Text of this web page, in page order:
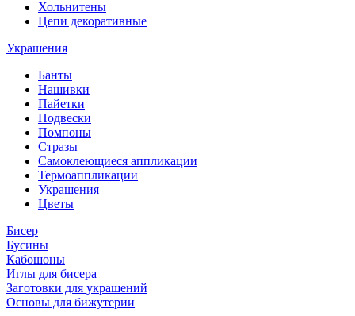
Хольнитены
Цепи декоративные
Украшения
Банты
Нашивки
Пайетки
Подвески
Помпоны
Стразы
Самоклеющиеся аппликации
Термоаппликации
Украшения
Цветы
Бисер
Бусины
Кабошоны
Иглы для бисера
Заготовки для украшений
Основы для бижутерии